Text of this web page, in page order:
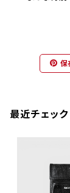
保
最近チェッ